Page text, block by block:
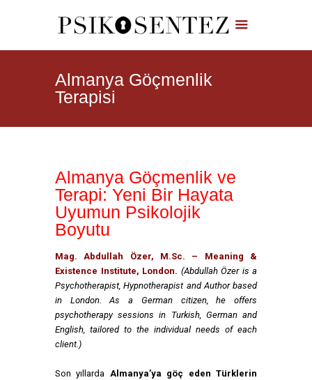
Almanya Göçmenlik
Terapisi
Almanya Göçmenlik ve
Terapi: Yeni Bir Hayata
Uyumun Psikolojik
Boyutu
Mag. Abdullah Özer, M.Sc. – Meaning &
Existence Institute, London. (Abdullah Özer is a
Psychotherapist, Hypnotherapist and Author based
in London. As a German citizen, he offers
psychotherapy sessions in Turkish, German and
English, tailored to the individual needs of each
client.)
Son yıllarda Almanya’ya göç eden Türklerin